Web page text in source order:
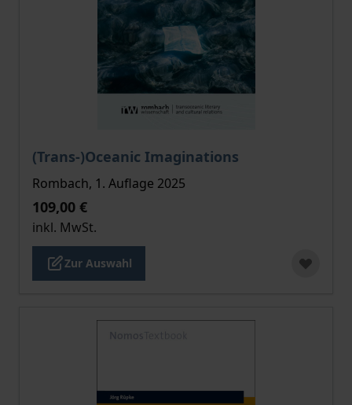
(Trans-)Oceanic Imaginations
Der Preis dieses Titels richtet sich nach der
Rombach, 1. Auflage 2025
109,00 €
inkl. MwSt.
Zur Auswahl